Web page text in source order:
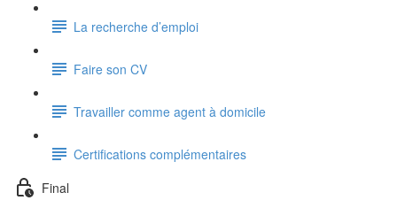
La recherche d’emploi
Faire son CV
Travailler comme agent à domicile
Certifications complémentaires
Final